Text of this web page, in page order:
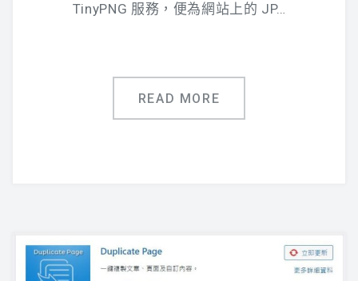
TinyPNG 服務，便為網站上的 JP…
READ MORE